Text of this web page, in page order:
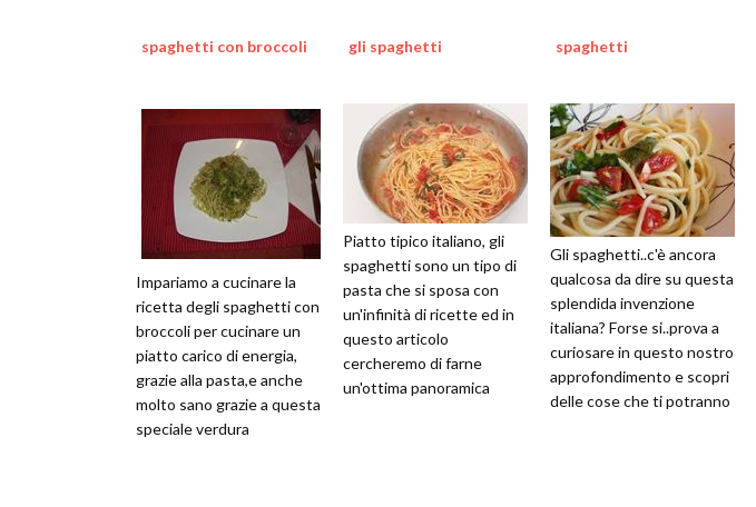
spaghetti con broccoli
Impariamo a cucinare la
ricetta degli spaghetti con
broccoli per cucinare un
piatto carico di energia,
grazie alla pasta,e anche
molto sano grazie a questa
speciale verdura
gli spaghetti
Piatto tipico italiano, gli
spaghetti sono un tipo di
pasta che si sposa con
un'infinità di ricette ed in
questo articolo
cercheremo di farne
un'ottima panoramica
spaghetti
Gli spaghetti..c'è ancora
qualcosa da dire su questa
splendida invenzione
italiana? Forse si..prova a
curiosare in questo nostro
approfondimento e scopri
delle cose che ti potranno